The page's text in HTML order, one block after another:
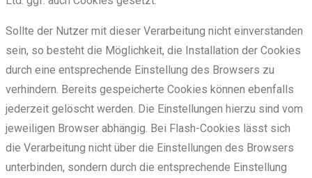
Sollte der Nutzer mit dieser Verarbeitung nicht einverstanden
sein, so besteht die Möglichkeit, die Installation der Cookies
durch eine entsprechende Einstellung des Browsers zu
verhindern. Bereits gespeicherte Cookies können ebenfalls
jederzeit gelöscht werden. Die Einstellungen hierzu sind vom
jeweiligen Browser abhängig. Bei Flash-Cookies lässt sich
die Verarbeitung nicht über die Einstellungen des Browsers
unterbinden, sondern durch die entsprechende Einstellung